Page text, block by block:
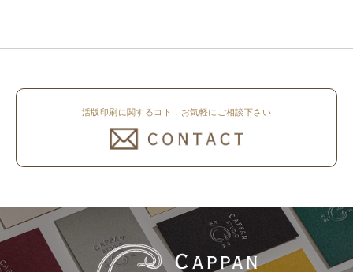
活版印刷に関するコト，お気軽にご相談下さい